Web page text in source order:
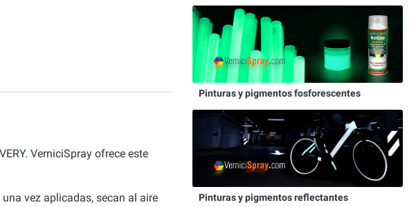
VerniciSpray ofrece este
vez aplicadas, secan al aire
Pinturas y pigmentos fosforescentes
Pinturas y pigmentos reflectantes